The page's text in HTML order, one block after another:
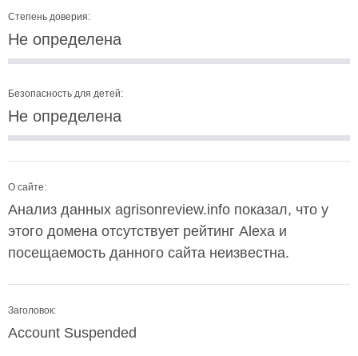
Степень доверия:
Не определена
Безопасность для детей:
Не определена
О сайте:
Анализ данных agrisonreview.info показал, что у
этого домена отсутствует рейтинг Alexa и
посещаемость данного сайта неизвестна.
Заголовок:
Account Suspended